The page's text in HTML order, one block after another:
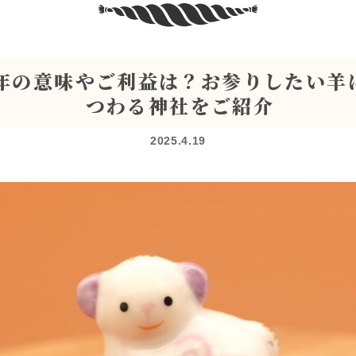
の意味やご利益は？お参りしたい羊
つわる神社をご紹介
2025.4.19